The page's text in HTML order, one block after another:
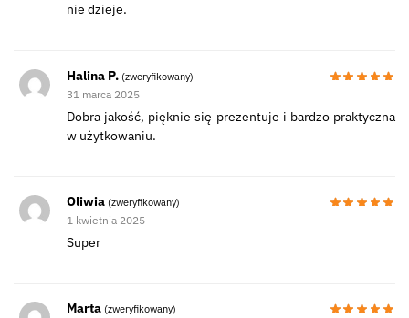
nie dzieje.
Halina P. (zweryfikowany)
31 marca 2025
Dobra jakość, pięknie się prezentuje i bardzo praktyczna
w użytkowaniu.
Oliwia (zweryfikowany)
1 kwietnia 2025
Super
Marta (zweryfikowany)